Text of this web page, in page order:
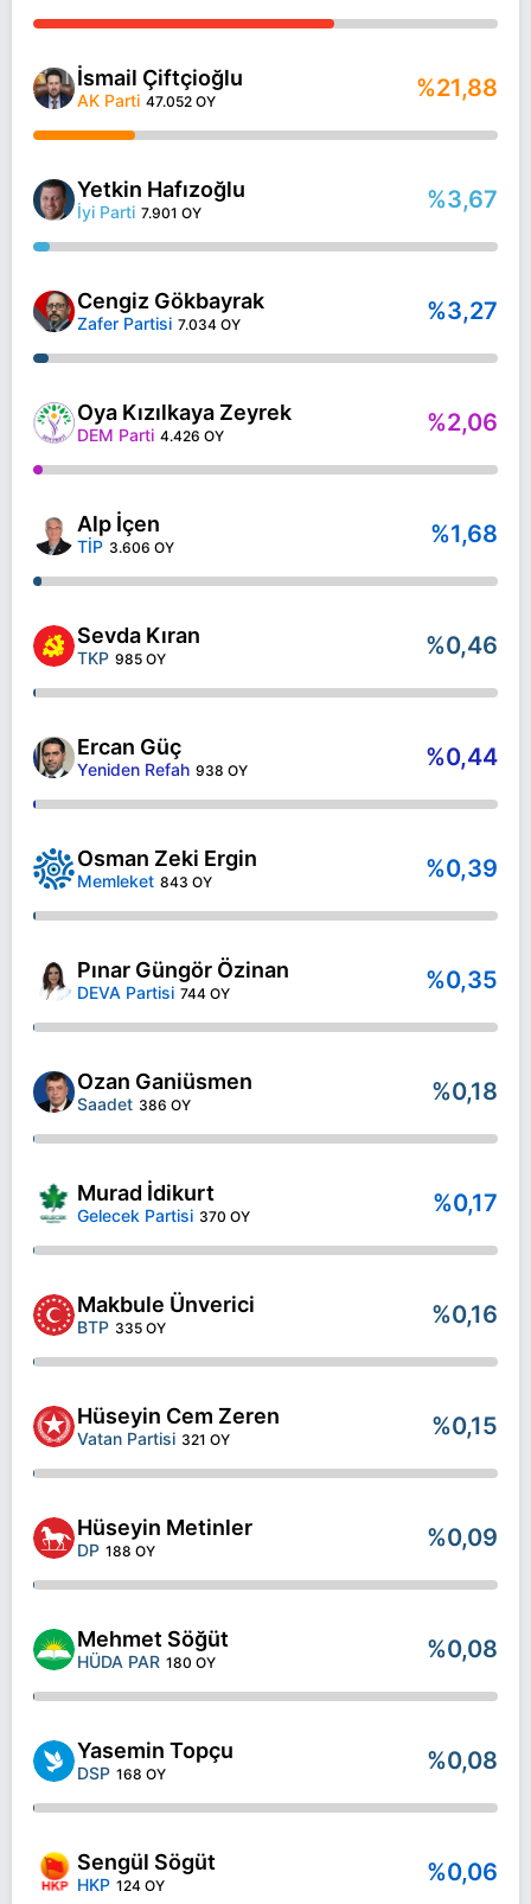
İsmail Çiftçioğlu
AK Parti 47.052 OY %21,88
Yetkin Hafızoğlu
İyi Parti 7.901 OY %3,67
Cengiz Gökbayrak
Zafer Partisi 7.034 OY %3,27
Oya Kızılkaya Zeyrek
DEM Parti 4.426 OY %2,06
Alp İçen
TİP 3.606 OY %1,68
Sevda Kıran
TKP 985 OY %0,46
Ercan Güç
Yeniden Refah 938 OY %0,44
Osman Zeki Ergin
Memleket 843 OY %0,39
Pınar Güngör Özinan
DEVA Partisi 744 OY %0,35
Ozan Ganiüsmen
Saadet 386 OY %0,18
Murad İdikurt
Gelecek Partisi 370 OY %0,17
Makbule Ünverici
BTP 335 OY %0,16
Hüseyin Cem Zeren
Vatan Partisi 321 OY %0,15
Hüseyin Metinler
DP 188 OY %0,09
Mehmet Söğüt
HÜDA PAR 180 OY %0,08
Yasemin Topçu
DSP 168 OY %0,08
Sengül Sögüt
HKP 124 OY %0,06